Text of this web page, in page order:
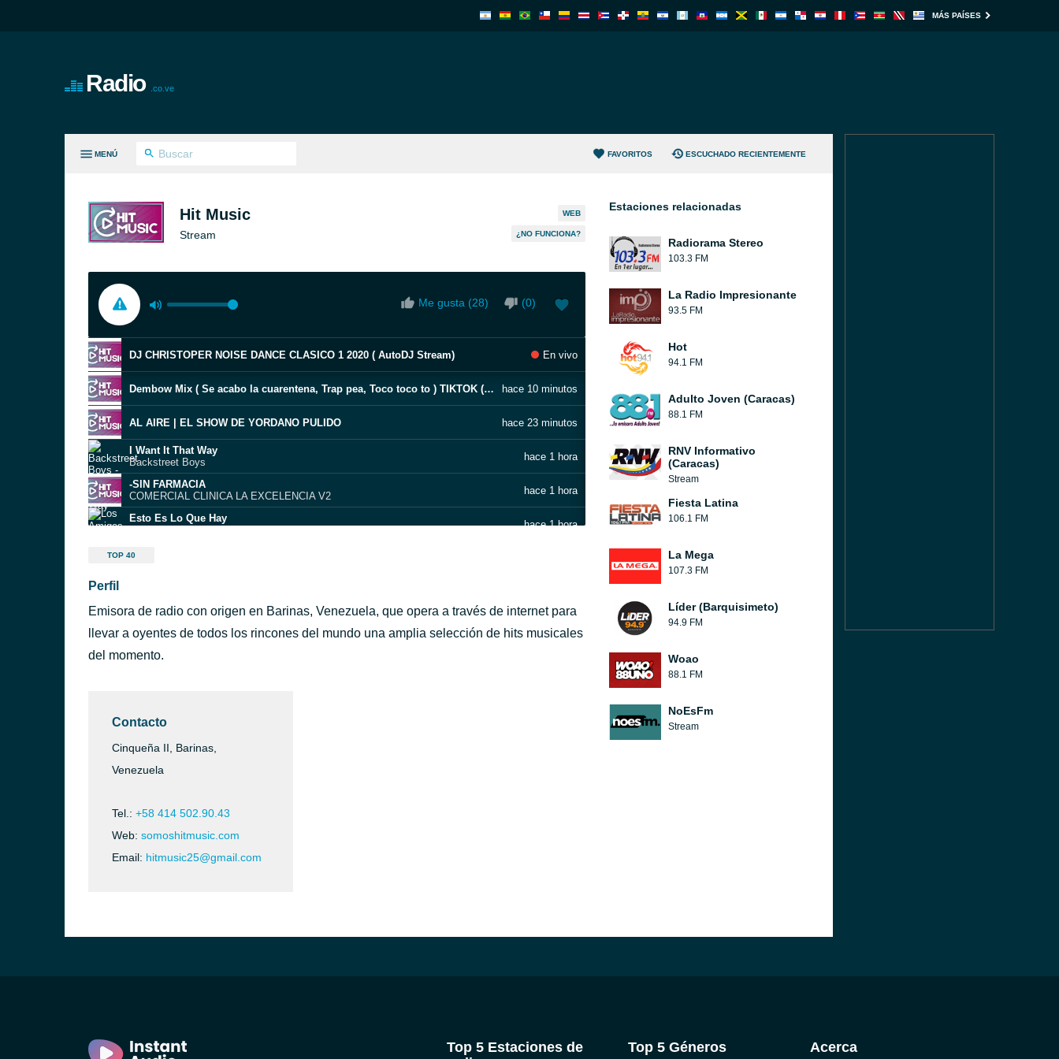
MÁS PAÍSES
Radio .co.ve
MENÚ FAVORITOS ESCUCHADO RECIENTEMENTE
Hit Music
Stream
WEB
¿NO FUNCIONA?
Me gusta (28) (0)
DJ CHRISTOPER NOISE DANCE CLASICO 1 2020 ( AutoDJ Stream) En vivo
Dembow Mix ( Se acabo la cuarentena, Trap pea, Toco toco to ) TIKTOK ( AutoDJ Stream) hace 10 minutos
AL AIRE | EL SHOW DE YORDANO PULIDO hace 23 minutos
I Want It That Way
Backstreet Boys
hace 1 hora
-SIN FARMACIA
COMERCIAL CLINICA LA EXCELENCIA V2
hace 1 hora
Esto Es Lo Que Hay
hace 1 hora
Sugar
Carlos Vives
hace 1 hora
Ai Se Eu Te Pego 2012
TOP 40
Perfil
Emisora de radio con origen en Barinas, Venezuela, que opera a través de internet para
llevar a oyentes de todos los rincones del mundo una amplia selección de hits musicales
del momento.
Contacto
Cinqueña II, Barinas,
Venezuela
Tel.: +58 414 502.90.43
Web: somoshitmusic.com
Email: hitmusic25@gmail.com
Estaciones relacionadas
Radiorama Stereo
103.3 FM
La Radio Impresionante
93.5 FM
Hot
94.1 FM
Adulto Joven (Caracas)
88.1 FM
RNV Informativo
(Caracas)
Stream
Fiesta Latina
106.1 FM
La Mega
107.3 FM
Líder (Barquisimeto)
94.9 FM
Woao
88.1 FM
NoEsFm
Stream
Top 5 Estaciones de
Top 5 Géneros Acerca